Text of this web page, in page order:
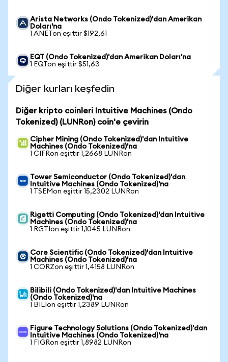
Arista Networks (Ondo Tokenized)'dan Amerikan
Doları'na
1 ANETon eşittir $192,61
EQT (Ondo Tokenized)'dan Amerikan Doları'na
1 EQTon eşittir $51,63
Diğer kurları keşfedin
Diğer kripto coinleri Intuitive Machines (Ondo
Tokenized) (LUNRon) coin'e çevirin
Cipher Mining (Ondo Tokenized)'dan Intuitive
Machines (Ondo Tokenized)'na
1 CIFRon eşittir 1,2668 LUNRon
Tower Semiconductor (Ondo Tokenized)'dan
Intuitive Machines (Ondo Tokenized)'na
1 TSEMon eşittir 15,2302 LUNRon
Rigetti Computing (Ondo Tokenized)'dan Intuitive
Machines (Ondo Tokenized)'na
1 RGTIon eşittir 1,1045 LUNRon
Core Scientific (Ondo Tokenized)'dan Intuitive
Machines (Ondo Tokenized)'na
1 CORZon eşittir 1,4158 LUNRon
Bilibili (Ondo Tokenized)'dan Intuitive Machines
(Ondo Tokenized)'na
1 BILIon eşittir 1,2389 LUNRon
Figure Technology Solutions (Ondo Tokenized)'dan
Intuitive Machines (Ondo Tokenized)'na
1 FIGRon eşittir 1,8982 LUNRon